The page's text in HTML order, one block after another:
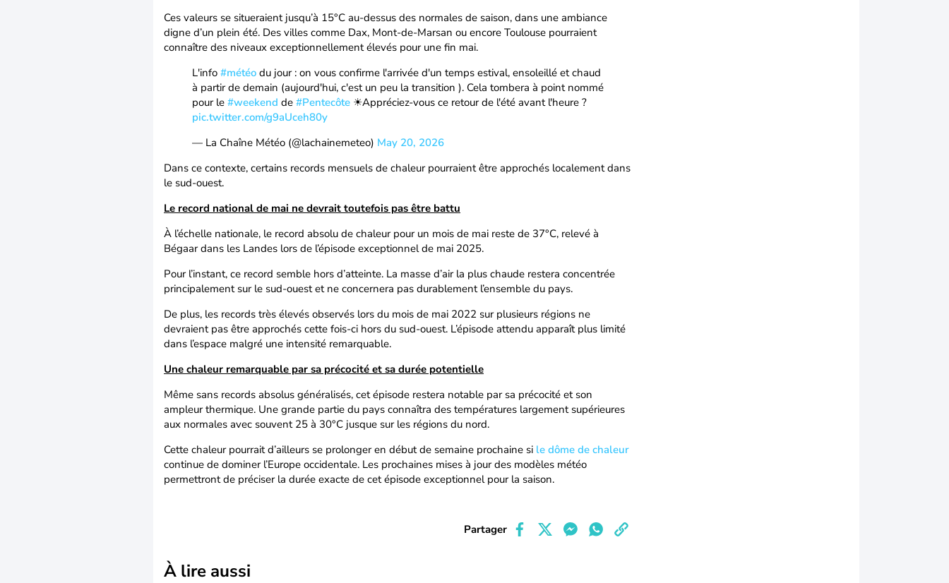
Ces valeurs se situeraient jusqu’à 15°C au-dessus des normales de saison, dans une ambiance
digne d’un plein été. Des villes comme Dax, Mont-de-Marsan ou encore Toulouse pourraient
connaître des niveaux exceptionnellement élevés pour une fin mai.
L'info #météo du jour : on vous confirme l'arrivée d'un temps estival, ensoleillé et chaud
à partir de demain (aujourd'hui, c'est un peu la transition ). Cela tombera à point nommé
pour le #weekend de #Pentecôte ☀Appréciez-vous ce retour de l'été avant l'heure ?
pic.twitter.com/g9aUceh80y
— La Chaîne Météo (@lachainemeteo) May 20, 2026
Dans ce contexte, certains records mensuels de chaleur pourraient être approchés localement dans
le sud-ouest.
Le record national de mai ne devrait toutefois pas être battu
À l’échelle nationale, le record absolu de chaleur pour un mois de mai reste de 37°C, relevé à
Bégaar dans les Landes lors de l’épisode exceptionnel de mai 2025.
Pour l’instant, ce record semble hors d’atteinte. La masse d’air la plus chaude restera concentrée
principalement sur le sud-ouest et ne concernera pas durablement l’ensemble du pays.
De plus, les records très élevés observés lors du mois de mai 2022 sur plusieurs régions ne
devraient pas être approchés cette fois-ci hors du sud-ouest. L’épisode attendu apparaît plus limité
dans l’espace malgré une intensité remarquable.
Une chaleur remarquable par sa précocité et sa durée potentielle
Même sans records absolus généralisés, cet épisode restera notable par sa précocité et son
ampleur thermique. Une grande partie du pays connaîtra des températures largement supérieures
aux normales avec souvent 25 à 30°C jusque sur les régions du nord.
Cette chaleur pourrait d’ailleurs se prolonger en début de semaine prochaine si le dôme de chaleur
continue de dominer l’Europe occidentale. Les prochaines mises à jour des modèles météo
permettront de préciser la durée exacte de cet épisode exceptionnel pour la saison.
Partager
À lire aussi